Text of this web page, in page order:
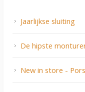
Jaarlijkse sluiting
De hipste
New in store -